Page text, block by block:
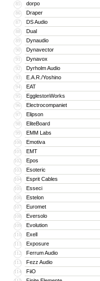
85 dorpo
86 Draper
87 DS Audio
88 Dual
89 Dynaudio
90 Dynavector
91 Dynavox
92 Dyrholm Audio
93 E.A.R./Yoshino
94 EAT
95 EgglestonWorks
96 Electrocompaniet
97 Elipson
98 EliteBoard
99 EMM Labs
100 Emotiva
101 EMT
102 Epos
103 Esoteric
104 Esprit Cables
105 Esseci
106 Estelon
107 Euromet
108 Eversolo
109 Evolution
110 Exell
111 Exposure
112 Ferrum Audio
113 Fezz Audio
114 FiiO